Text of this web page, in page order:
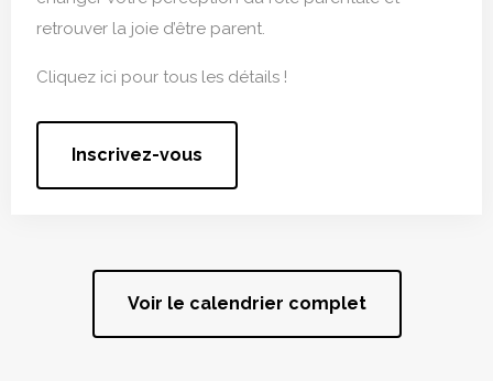
retrouver la joie d’être parent.
Cliquez ici pour tous les détails !
Inscrivez-vous
Voir le calendrier complet